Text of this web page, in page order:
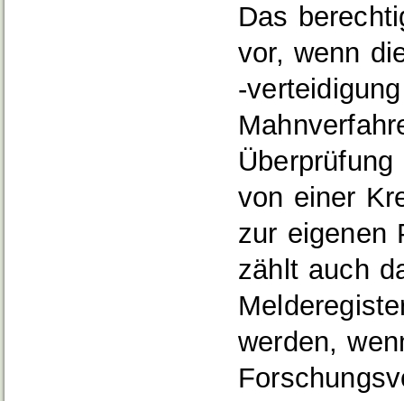
Das
vor, wenn
-
von einer
zur eigenen
zählt auch
werden,